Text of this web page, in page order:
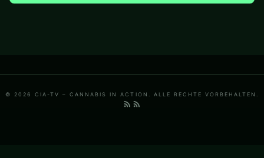
© 2026 CIA-TV – CANNABIS IN ACTION. ALLE RECHTE VORBEHALTEN.